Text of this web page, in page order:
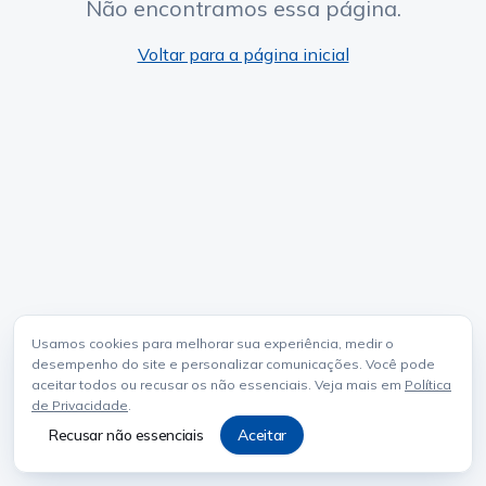
Usamos cookies para melhorar sua experiência, medir o
desempenho do site e personalizar comunicações. Você pode
aceitar todos ou recusar os não essenciais. Veja mais em Política
de Privacidade.
Recusar não essenciais Aceitar
Não encontramos essa página.
Voltar para a página inicial